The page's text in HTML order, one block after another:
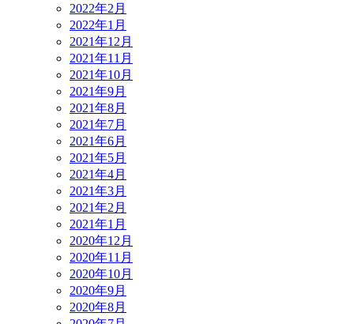
2022年2月
2022年1月
2021年12月
2021年11月
2021年10月
2021年9月
2021年8月
2021年7月
2021年6月
2021年5月
2021年4月
2021年3月
2021年2月
2021年1月
2020年12月
2020年11月
2020年10月
2020年9月
2020年8月